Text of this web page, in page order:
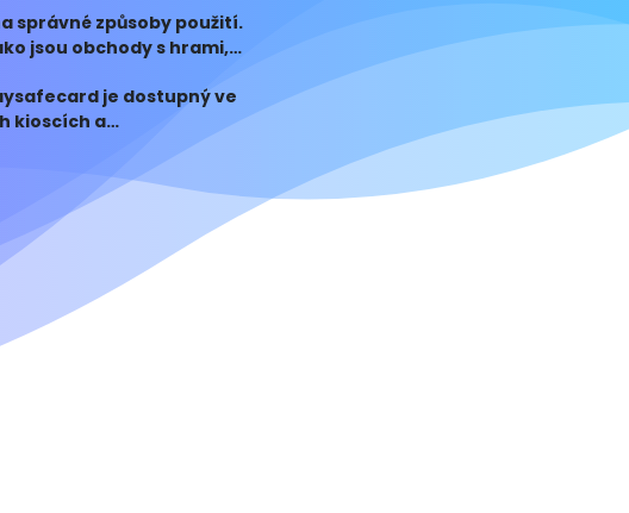
správné způsoby použití.
jsou obchody s hrami,
je dostupný ve
kioscích a